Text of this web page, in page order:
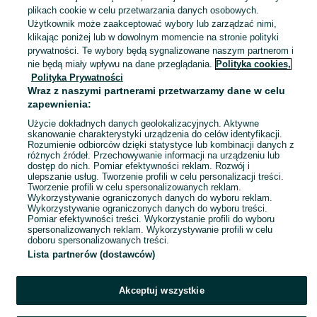
Sobowidz
05 sierpnia 2026
29
5.10.15
Sobowidz
05 sierpnia 2026
Różowy Pozostałe Inny
1 2 3 ... 30
plikach cookie w celu przetwarzania danych osobowych.
Użytkownik może zaakceptować wybory lub zarządzać nimi,
klikając poniżej lub w dowolnym momencie na stronie polityki
prywatności. Te wybory będą sygnalizowane naszym partnerom i
nie będą miały wpływu na dane przeglądania. Polityka cookies,
Polityka Prywatności
Wraz z naszymi partnerami przetwarzamy dane w celu
zapewnienia:
Użycie dokładnych danych geolokalizacyjnych. Aktywne
skanowanie charakterystyki urządzenia do celów identyfikacji.
Rozumienie odbiorców dzięki statystyce lub kombinacji danych z
różnych źródeł. Przechowywanie informacji na urządzeniu lub
dostęp do nich. Pomiar efektywności reklam. Rozwój i
ulepszanie usług. Tworzenie profili w celu personalizacji treści.
Tworzenie profili w celu spersonalizowanych reklam.
Wykorzystywanie ograniczonych danych do wyboru reklam.
Wykorzystywanie ograniczonych danych do wyboru treści.
Pomiar efektywności treści. Wykorzystanie profili do wyboru
spersonalizowanych reklam. Wykorzystywanie profili w celu
doboru spersonalizowanych treści.
Lista partnerów (dostawców)
Akceptuj wszystkie